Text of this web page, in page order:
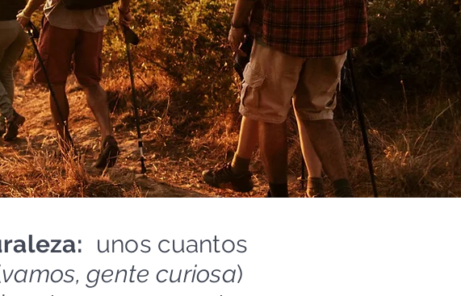
unos cuantos
vamos, gente curiosa)